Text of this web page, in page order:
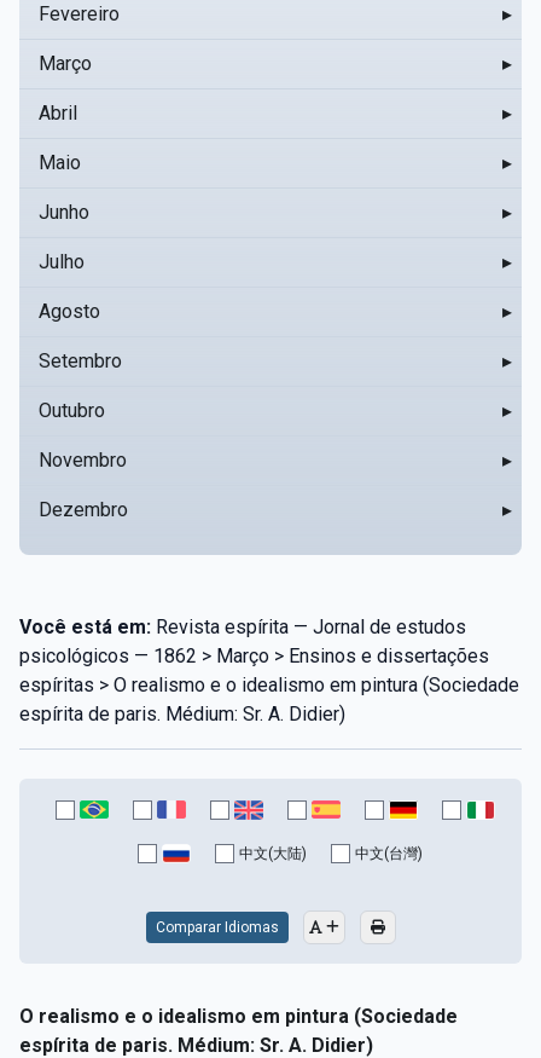
Fevereiro ▸
Março ▸
Abril ▸
Maio ▸
Junho ▸
Julho ▸
Agosto ▸
Setembro ▸
Outubro ▸
Novembro ▸
Dezembro ▸
Você está em: Revista espírita — Jornal de estudos
psicológicos — 1862 > Março > Ensinos e dissertações
espíritas > O realismo e o idealismo em pintura (Sociedade
espírita de paris. Médium: Sr. A. Didier)
中文(大陆) 中文(台灣)
Comparar Idiomas
O realismo e o idealismo em pintura (Sociedade
espírita de paris. Médium: Sr. A. Didier)